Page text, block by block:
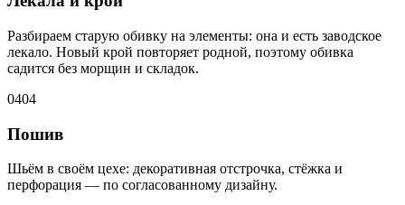
Разбираем старую обивку на элементы: она и есть заводское
лекало. Новый крой повторяет родной, поэтому обивка
садится без морщин и складок.
0404
Пошив
Шьём в своём цехе: декоративная отстрочка, стёжка и
перфорация — по согласованному дизайну.